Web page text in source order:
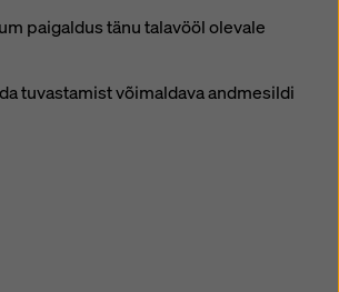
paigaldus tänu talavööl olevale
tuvastamist võimaldava andmesildi